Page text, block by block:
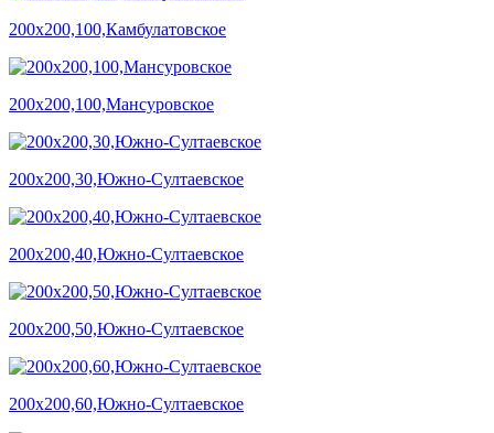
200х200,100,Камбулатовское
200х200,100,Мансуровское
200х200,30,Южно-Султаевское
200х200,40,Южно-Султаевское
200х200,50,Южно-Султаевское
200х200,60,Южно-Султаевское